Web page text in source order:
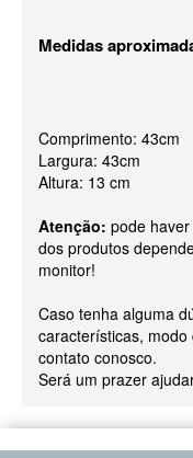
Medidas
Comprimento: 43cm
Largura: 43cm
Altura: 13 cm
Atenção: pode
dos produtos
monitor!
Caso tenha alguma
características,
contato conosco.
Será um prazer